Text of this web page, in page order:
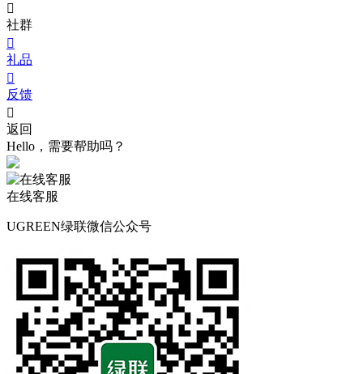

社群

礼品

反馈

返回
Hello，需要帮助吗？
在线客服
UGREEN绿联微信公众号